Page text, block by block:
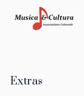
Extras